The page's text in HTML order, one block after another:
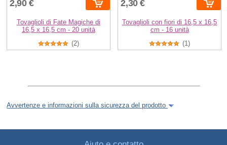
2,90 €
Tovaglioli di Fate Magiche di
16,5 x 16,5 cm - 20 unità
(2)
2,30 €
Tovaglioli con fiori di 16,5 x 16,5
cm - 16 unità
(1)
Avvertenze e informazioni sulla sicurezza del prodotto